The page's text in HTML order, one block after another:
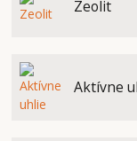
Zeolit
Aktívne